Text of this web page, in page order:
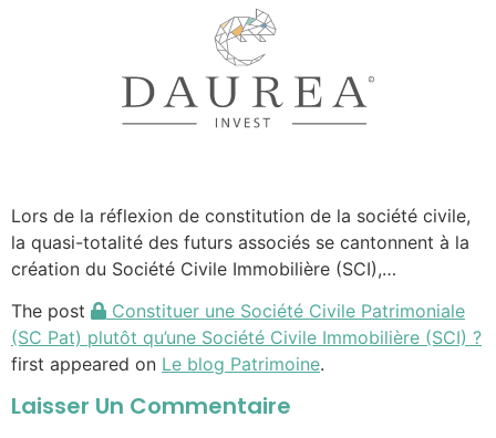
Lors de la réflexion de constitution de la société civile,
la quasi-totalité des futurs associés se cantonnent à la
création du Société Civile Immobilière (SCI),…
The post
Constituer une Société Civile Patrimoniale
(SC Pat) plutôt qu’une Société Civile Immobilière (SCI) ?
first appeared on Le blog Patrimoine.
Laisser Un Commentaire